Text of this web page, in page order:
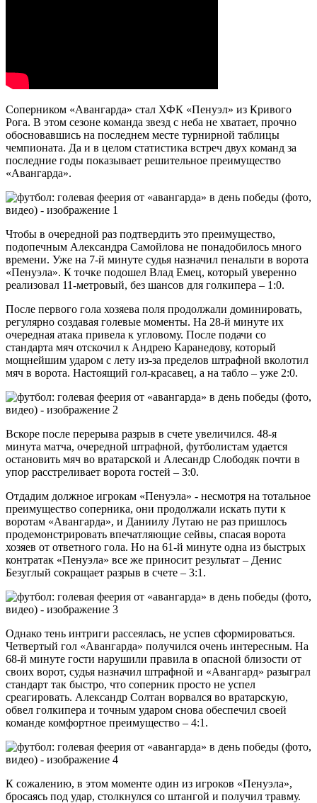
Соперником «Авангарда» стал ХФК «Пенуэл» из Кривого
Рога. В этом сезоне команда звезд с неба не хватает, прочно
обосновавшись на последнем месте турнирной таблицы
чемпионата. Да и в целом статистика встреч двух команд за
последние годы показывает решительное преимущество
«Авангарда».
Чтобы в очередной раз подтвердить это преимущество,
подопечным Александра Самойлова не понадобилось много
времени. Уже на 7-й минуте судья назначил пенальти в ворота
«Пенуэла». К точке подошел Влад Емец, который уверенно
реализовал 11-метровый, без шансов для голкипера – 1:0.
После первого гола хозяева поля продолжали доминировать,
регулярно создавая голевые моменты. На 28-й минуте их
очередная атака привела к угловому. После подачи со
стандарта мяч отскочил к Андрею Каранедову, который
мощнейшим ударом с лету из-за пределов штрафной вколотил
мяч в ворота. Настоящий гол-красавец, а на табло – уже 2:0.
Вскоре после перерыва разрыв в счете увеличился. 48-я
минута матча, очередной штрафной, футболистам удается
остановить мяч во вратарской и Алесандр Слободяк почти в
упор расстреливает ворота гостей – 3:0.
Отдадим должное игрокам «Пенуэла» - несмотря на тотальное
преимущество соперника, они продолжали искать пути к
воротам «Авангарда», и Даниилу Лутаю не раз пришлось
продемонстрировать впечатляющие сейвы, спасая ворота
хозяев от ответного гола. Но на 61-й минуте одна из быстрых
контратак «Пенуэла» все же приносит результат – Денис
Безуглый сокращает разрыв в счете – 3:1.
Однако тень интриги рассеялась, не успев сформироваться.
Четвертый гол «Авангарда» получился очень интересным. На
68-й минуте гости нарушили правила в опасной близости от
своих ворот, судья назначил штрафной и «Авангард» разыграл
стандарт так быстро, что соперник просто не успел
среагировать. Александр Солтан ворвался во вратарскую,
обвел голкипера и точным ударом снова обеспечил своей
команде комфортное преимущество – 4:1.
К сожалению, в этом моменте один из игроков «Пенуэла»,
бросаясь под удар, столкнулся со штангой и получил травму.